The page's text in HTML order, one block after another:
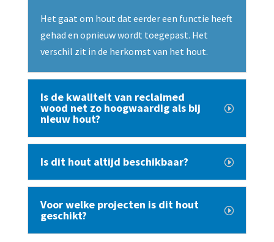
Het gaat om hout dat eerder een functie heeft
gehad en opnieuw wordt toegepast. Het
verschil zit in de herkomst van het hout.
Is de kwaliteit van reclaimed
wood net zo hoogwaardig als bij
nieuw hout?
Is dit hout altijd beschikbaar?
Voor welke projecten is dit hout
geschikt?